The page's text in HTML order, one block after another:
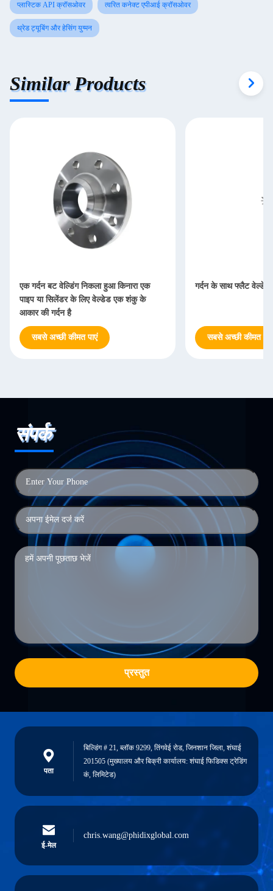
प्लास्टिक API क्रॉसओवर त्वरित कनेक्ट एपीआई क्रॉसओवर
थ्रेड ट्यूबिंग और हेसिंग युग्मन
Similar Products
एक गर्दन बट वेल्डिंग निकला हुआ किनारा एक
पाइप या सिलेंडर के लिए वेल्डेड एक शंकु के
आकार की गर्दन है
सबसे अच्छी कीमत पाएं
गर्दन के साथ फ्लैट वेल्डेड
सबसे अच्छी कीमत पाएं
संपर्क
प्रस्तुत
पता
बिल्डिंग # 21, ब्लॉक 9299, तिंगवेई रोड, जिनशान जिला, शंघाई
201505 (मुख्यालय और बिक्री कार्यालय: शंघाई फिडिक्स ट्रेडिंग
कं, लिमिटेड)
ई-मेल
chris.wang@phidixglobal.com